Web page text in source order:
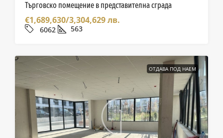
Търговско помещение в представителна сграда
€1,689,630/3,304,629 лв.
6062 563
ОТДАВА ПОД НАЕМ